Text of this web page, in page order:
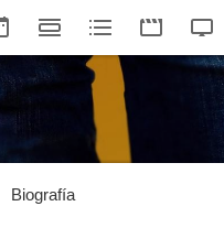
Biografía